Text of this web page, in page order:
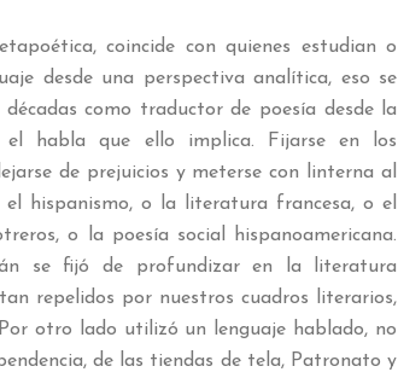
coincide con quienes estudian o
desde una perspectiva analítica, eso se
como traductor de poesía desde la
el habla que ello implica. Fijarse en los
de prejuicios y meterse con linterna al
hispanismo, o la literatura francesa, o el
o la poesía social hispanoamericana.
se fijó de profundizar en la literatura
repelidos por nuestros cuadros literarios,
otro lado utilizó un lenguaje hablado, no
de las tiendas de tela, Patronato y